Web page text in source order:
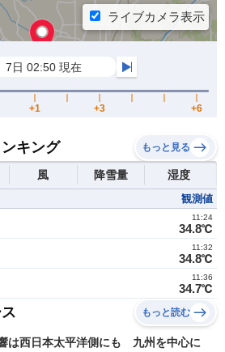
キング もっと見る
風 降雪量 湿度
観測値
34.8℃
11:24
34.8℃
11:32
34.7℃
11:36
もっと読む
は西日本太平洋側にも 九州を中心に